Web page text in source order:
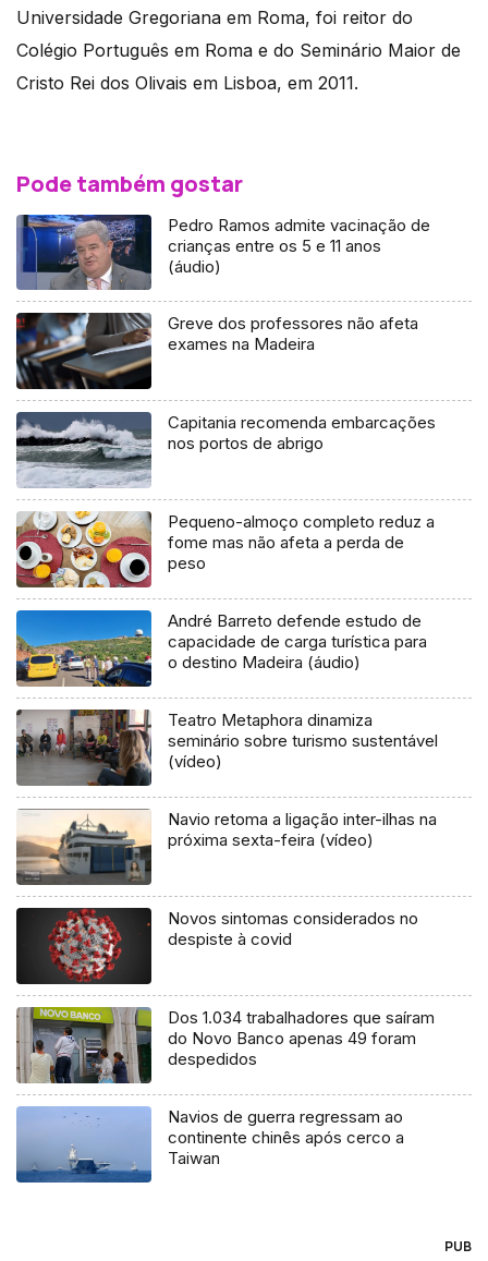
Universidade Gregoriana em Roma, foi reitor do
Colégio Português em Roma e do Seminário Maior de
Cristo Rei dos Olivais em Lisboa, em 2011.
Pode também gostar
Pedro Ramos admite vacinação de
crianças entre os 5 e 11 anos
(áudio)
Greve dos professores não afeta
exames na Madeira
Capitania recomenda embarcações
nos portos de abrigo
Pequeno-almoço completo reduz a
fome mas não afeta a perda de
peso
André Barreto defende estudo de
capacidade de carga turística para
o destino Madeira (áudio)
Teatro Metaphora dinamiza
seminário sobre turismo sustentável
(vídeo)
Navio retoma a ligação inter-ilhas na
próxima sexta-feira (vídeo)
Novos sintomas considerados no
despiste à covid
Dos 1.034 trabalhadores que saíram
do Novo Banco apenas 49 foram
despedidos
Navios de guerra regressam ao
continente chinês após cerco a
Taiwan
PUB